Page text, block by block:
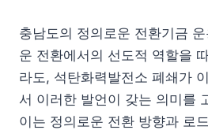
충남도의 정의로운 전환기금
운 전환에서의 선도적 역할을
라도, 석탄화력발전소 폐쇄가
서 이러한 발언이 갖는 의미를
이는 정의로운 전환 방향과 로